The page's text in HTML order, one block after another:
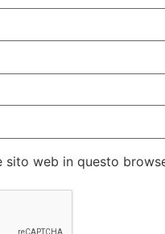
sito web in questo